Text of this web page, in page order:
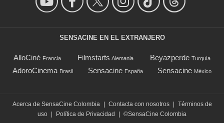
SENSACINE EN EL EXTRANJERO
AlloCiné Francia Filmstarts Alemania Beyazperde Turquía
AdoroCinema Brasil Sensacine España Sensacine México
Acerca de SensaCine Colombia | Contacta con nosotros | Términos de
uso | Política de Privacidad | ©SensaCine Colombia